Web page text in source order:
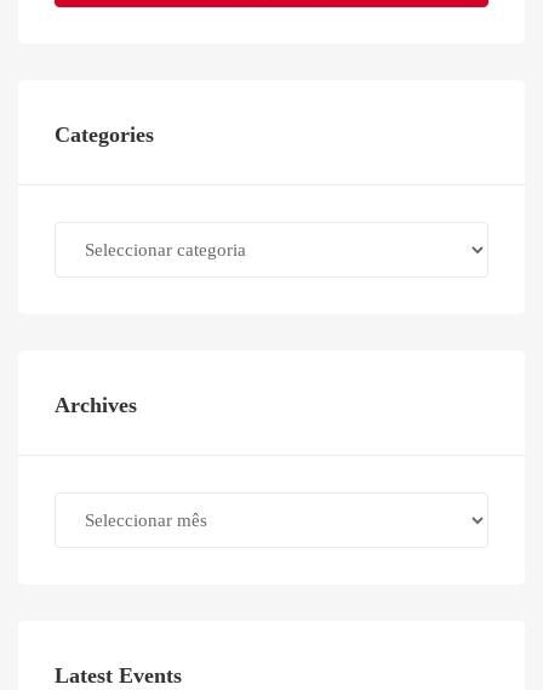
Categories
Archives
Latest Events